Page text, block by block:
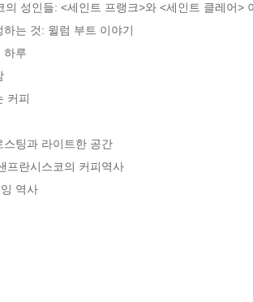
의 성인들: <세인트 프랭크>와 <세인트 클레어>
는 것: 윌럼 부트 이야기
하루
커피
스팅과 라이트한 공간
프란시스코의 커피역사
역사